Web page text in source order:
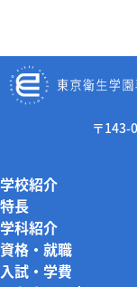
〒143-
学校紹介
特長
学科紹介
資格・就職
入試・学費